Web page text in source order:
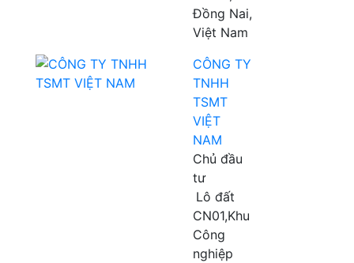
Đồng Nai,
Việt Nam
CÔNG TY
TNHH
TSMT
VIỆT
NAM
Chủ đầu
tư
Lô đất
CN01,Khu
Công
nghiệp